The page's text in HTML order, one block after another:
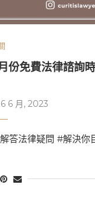
份免費法律諮詢
6 6 月, 2023
答法律疑問 #解決你